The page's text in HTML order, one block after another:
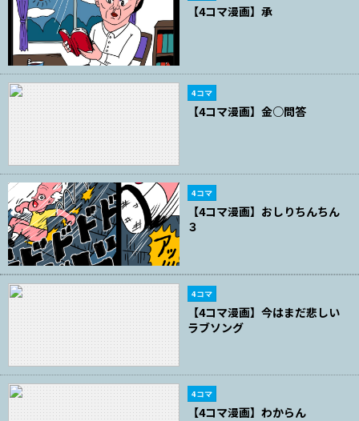
【4コマ漫画】承
4コマ
【4コマ漫画】金○問答
4コマ
【4コマ漫画】おしりちんちん
３
4コマ
【4コマ漫画】今はまだ悲しい
ラブソング
4コマ
【4コマ漫画】わからん